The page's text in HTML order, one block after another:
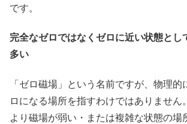
です。
完全なゼロではなくゼロに近い状態とし
多い
「ゼロ磁場」という名前ですが、物理
ロになる場所を指すわけではありません
より磁場が弱い・または複雑な状態の場